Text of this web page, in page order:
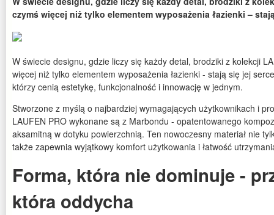
czymś więcej niż tylko elementem wyposażenia łazienki –
W świecie designu, gdzie liczy się każdy detal, brodziki z kolekcji
więcej niż tylko elementem wyposażenia łazienki - stają się jej
którzy cenią estetykę, funkcjonalność i innowację w jednym.
Stworzone z myślą o najbardziej wymagających użytkownikach i
LAUFEN PRO wykonane są z Marbondu - opatentowanego
aksamitną w dotyku powierzchnią. Ten nowoczesny materiał nie
także zapewnia wyjątkowy komfort użytkowania i łatwość
Forma, która nie dominuje -
która oddycha